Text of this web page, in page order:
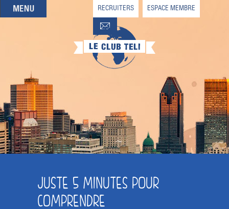
QUI SOMMES-NOUS
QUE CHERCHEZ-VOUS ?
NOS OFFRES PARTENAIRES
DEVENIR MEMBRE
RECRUITERS ESPACE MEMBRE
JUSTE 5 MINUTES POUR
COMPRENDRE